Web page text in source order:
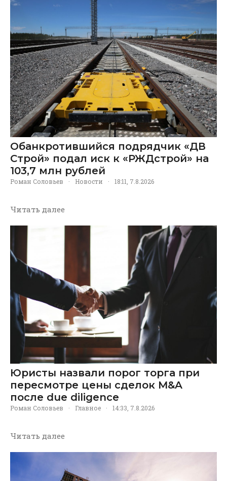
Обанкротившийся подрядчик «ДВ
Строй» подал иск к «РЖДстрой» на
103,7 млн рублей
Роман Соловьев · Новости · 18:11, 7.8.2026
Читать далее
Юристы назвали порог торга при
пересмотре цены сделок M&A
после due diligence
Роман Соловьев · Главное · 14:33, 7.8.2026
Читать далее